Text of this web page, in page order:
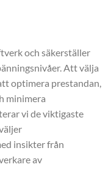
och säkerställer
Att välja
optimera prestandan,
minimera
vi de viktigaste
insikter från
av